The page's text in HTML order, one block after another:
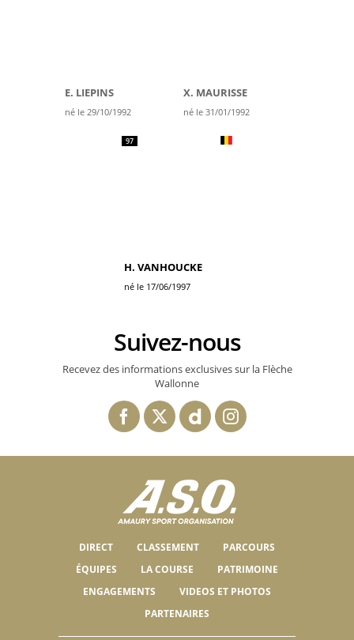
E. LIEPINS
né le 29/10/1992
X. MAURISSE
né le 31/01/1992
97
H. VANHOUCKE
né le 17/06/1997
Suivez-nous
Recevez des informations exclusives sur la Flèche
Wallonne
DIRECT CLASSEMENT
PARCOURS
ÉQUIPES
LA COURSE
PATRIMOINE
ENGAGEMENTS
VIDEOS ET PHOTOS
PARTENAIRES